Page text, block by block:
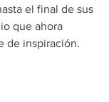
el final de sus
que ahora
de inspiración.